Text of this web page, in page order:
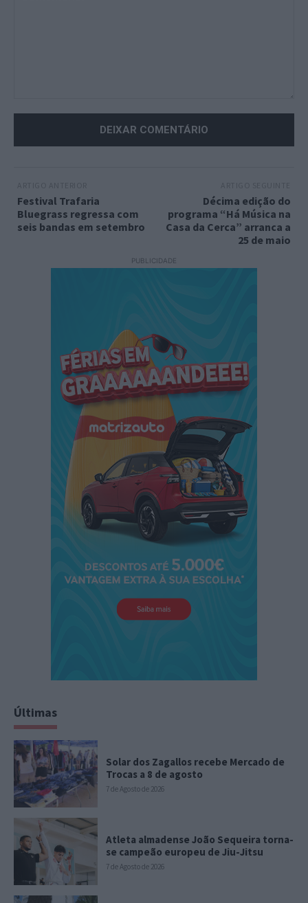
Festival Trafaria
Bluegrass regressa com
seis bandas em setembro
Décima edição do
programa “Há Música na
Casa da Cerca” arranca a
25 de maio
PUBLICIDADE
Últimas
Solar dos Zagallos recebe Mercado de
Trocas a 8 de agosto
7 de Agosto de 2026
Atleta almadense João Sequeira torna-
se campeão europeu de Jiu-Jitsu
7 de Agosto de 2026